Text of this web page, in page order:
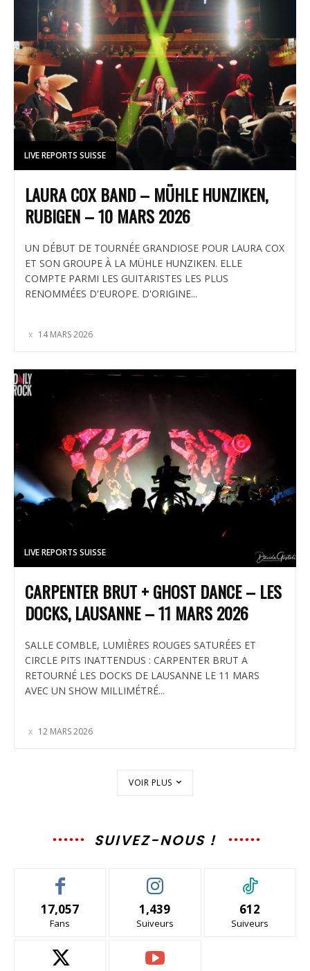
LIVE REPORTS SUISSE
LAURA COX BAND – MÜHLE HUNZIKEN,
RUBIGEN – 10 MARS 2026
UN DÉBUT DE TOURNÉE GRANDIOSE POUR LAURA COX
ET SON GROUPE À LA MÜHLE HUNZIKEN. ELLE
COMPTE PARMI LES GUITARISTES LES PLUS
RENOMMÉES D'EUROPE. D'ORIGINE...
14 MARS 2026
LIVE REPORTS SUISSE
CARPENTER BRUT + GHOST DANCE – LES
DOCKS, LAUSANNE – 11 MARS 2026
SALLE COMBLE, LUMIÈRES ROUGES SATURÉES ET
CIRCLE PITS INATTENDUS : CARPENTER BRUT A
RETOURNÉ LES DOCKS DE LAUSANNE LE 11 MARS
AVEC UN SHOW MILLIMÉTRÉ...
12 MARS 2026
VOIR PLUS
SUIVEZ-NOUS !
17,057
Fans
1,439
Suiveurs
612
Suiveurs